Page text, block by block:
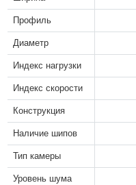
Профиль
Диаметр
Индекс нагрузки
Индекс скорости
Конструкция
Наличие шипов
Тип камеры
Уровень шума